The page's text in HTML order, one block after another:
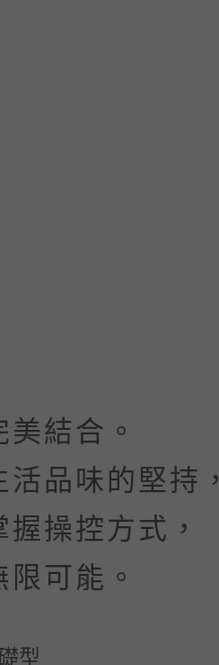
結合。
品味的堅持，
操控方式，
可能。
型